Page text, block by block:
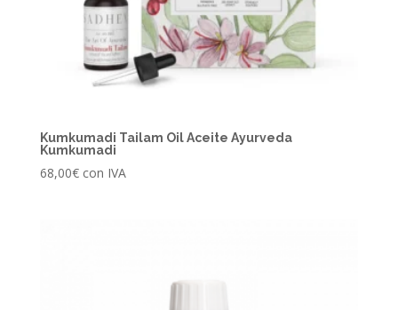
Kumkumadi Tailam Oil Aceite Ayurveda
Kumkumadi
68,00€ con IVA